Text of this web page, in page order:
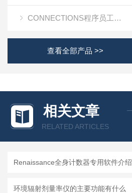
CONNECTIONS程序员工具包
查看全部产品 >>
相关文章
RELATED ARTICLES
Renaissance全身计数器专用软件介绍
环境辐射剂量率仪的主要功能有什么